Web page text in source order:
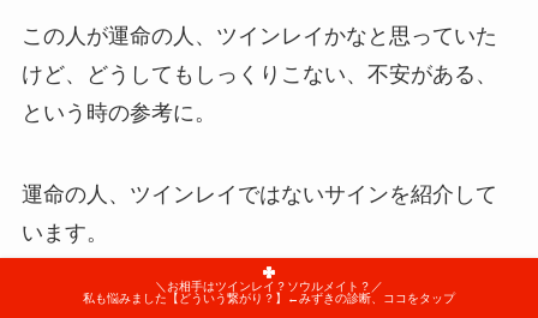
この人が運命の人、ツインレイかなと思っていた
けど、どうしてもしっくりこない、不安がある、
という時の参考に。
運命の人、ツインレイではないサインを紹介して
います。
＼お相手はツインレイ？ソウルメイト？／
私も悩みました【どういう繋がり？】←みずきの診断、ココをタップ